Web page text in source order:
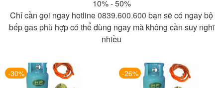
10% - 50%
Chỉ cần gọi ngay hotline0839.600.600 bạn sẽ có ngay bộ
bếp gas phù hợp có thể dùng ngay mà không cần suy nghĩ
nhiều
-30% -26%